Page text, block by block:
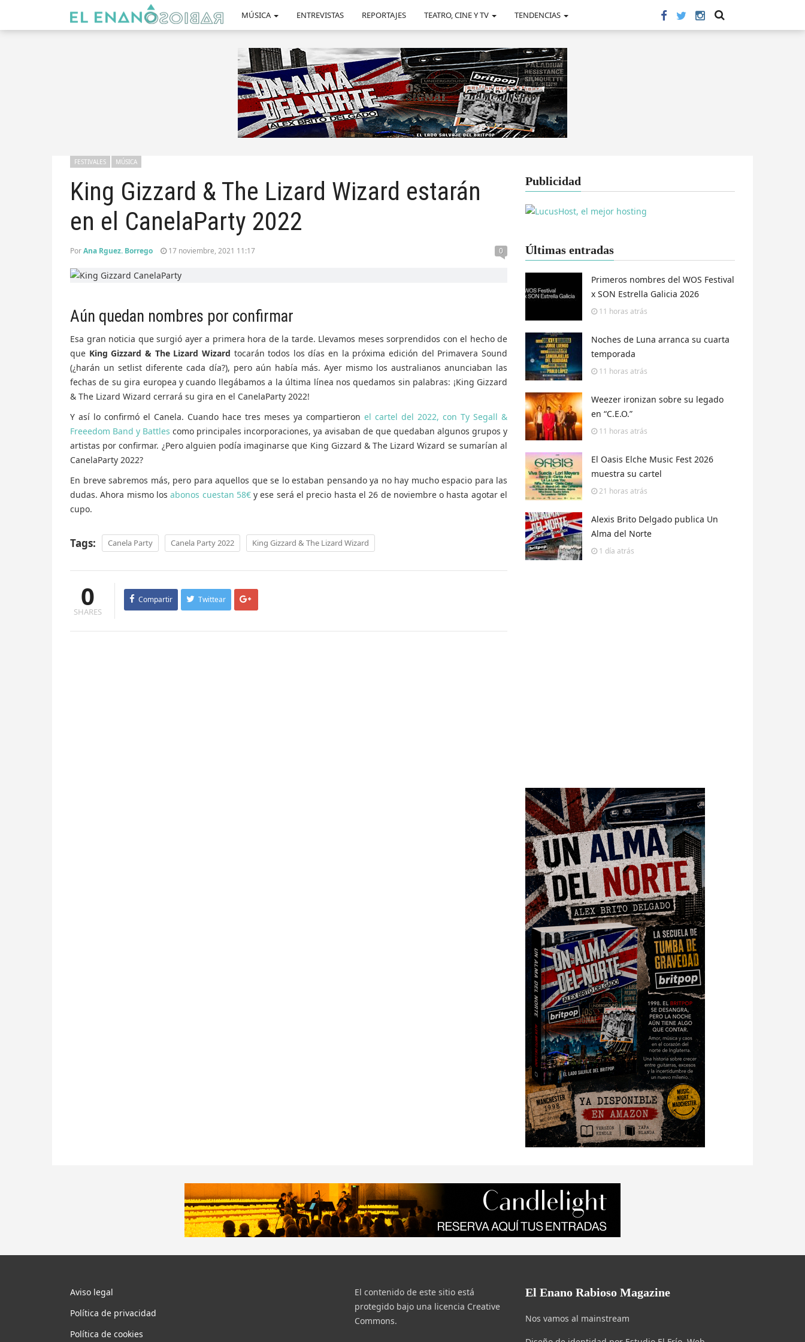
MÚSICA ENTREVISTAS REPORTAJES TEATRO, CINE Y TV TENDENCIAS
King Gizzard & The Lizard Wizard estarán
en el CanelaParty 2022
FESTIVALES MÚSICA
PorAna Rguez. Borrego 17 noviembre, 2021 11:17 0
Aún quedan nombres por confirmar
Esa gran noticia que surgió ayer a primera hora de la tarde. Llevamos meses sorprendidos con el hecho de
que King Gizzard & The Lizard Wizard tocarán todos los días en la próxima edición del Primavera Sound
(¿harán un setlist diferente cada día?), pero aún había más. Ayer mismo los australianos anunciaban las
fechas de su gira europea y cuando llegábamos a la última línea nos quedamos sin palabras: ¡King Gizzard
& The Lizard Wizard cerrará su gira en el CanelaParty 2022!
Y así lo confirmó el Canela. Cuando hace tres meses ya compartieron el cartel del 2022, con Ty Segall &
Freeedom Band y Battles como principales incorporaciones, ya avisaban de que quedaban algunos grupos y
artistas por confirmar. ¿Pero alguien podía imaginarse que King Gizzard & The Lizard Wizard se sumarían al
CanelaParty 2022?
En breve sabremos más, pero para aquellos que se lo estaban pensando ya no hay mucho espacio para las
dudas. Ahora mismo losabonos cuestan 58€y ese será el precio hasta el 26 de noviembre o hasta agotar el
cupo.
Tags: Canela Party Canela Party 2022 King Gizzard & The Lizard Wizard
0
SHARES
Compartir Twittear
Publicidad
Últimas entradas
Primeros nombres del WOS Festival
x SON Estrella Galicia 2026
11 horas atrás
Noches de Luna arranca su cuarta
temporada
11 horas atrás
Weezer ironizan sobre su legado
en “C.E.O.”
11 horas atrás
El Oasis Elche Music Fest 2026
muestra su cartel
21 horas atrás
Alexis Brito Delgado publica Un
Alma del Norte
1 día atrás
Aviso legal
Política de privacidad
Política de cookies
El contenido de este sitio está
protegido bajo una licencia Creative
Commons.
El Enano Rabioso Magazine
Nos vamos al mainstream